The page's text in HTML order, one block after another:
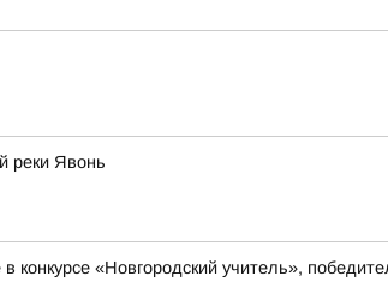
реки Явонь
в конкурсе «Новгородский учитель»,